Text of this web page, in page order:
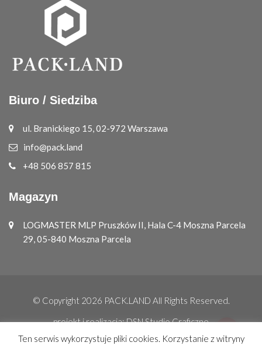
Biuro / Siedziba
ul. Branickiego 15, 02-972 Warszawa
info@pack.land
+48 506 857 815
Magazyn
LOGMASTER MLP Pruszków II, Hala C-4 Moszna Parcela
29, 05-840 Moszna Parcela
© Copyright 2026 PACK.LAND All Rights Reserved.
projekt i realizacja:DSN Studio Graficzne
Ten serwis wykorzystuje pliki cookies. Korzystanie z witryny